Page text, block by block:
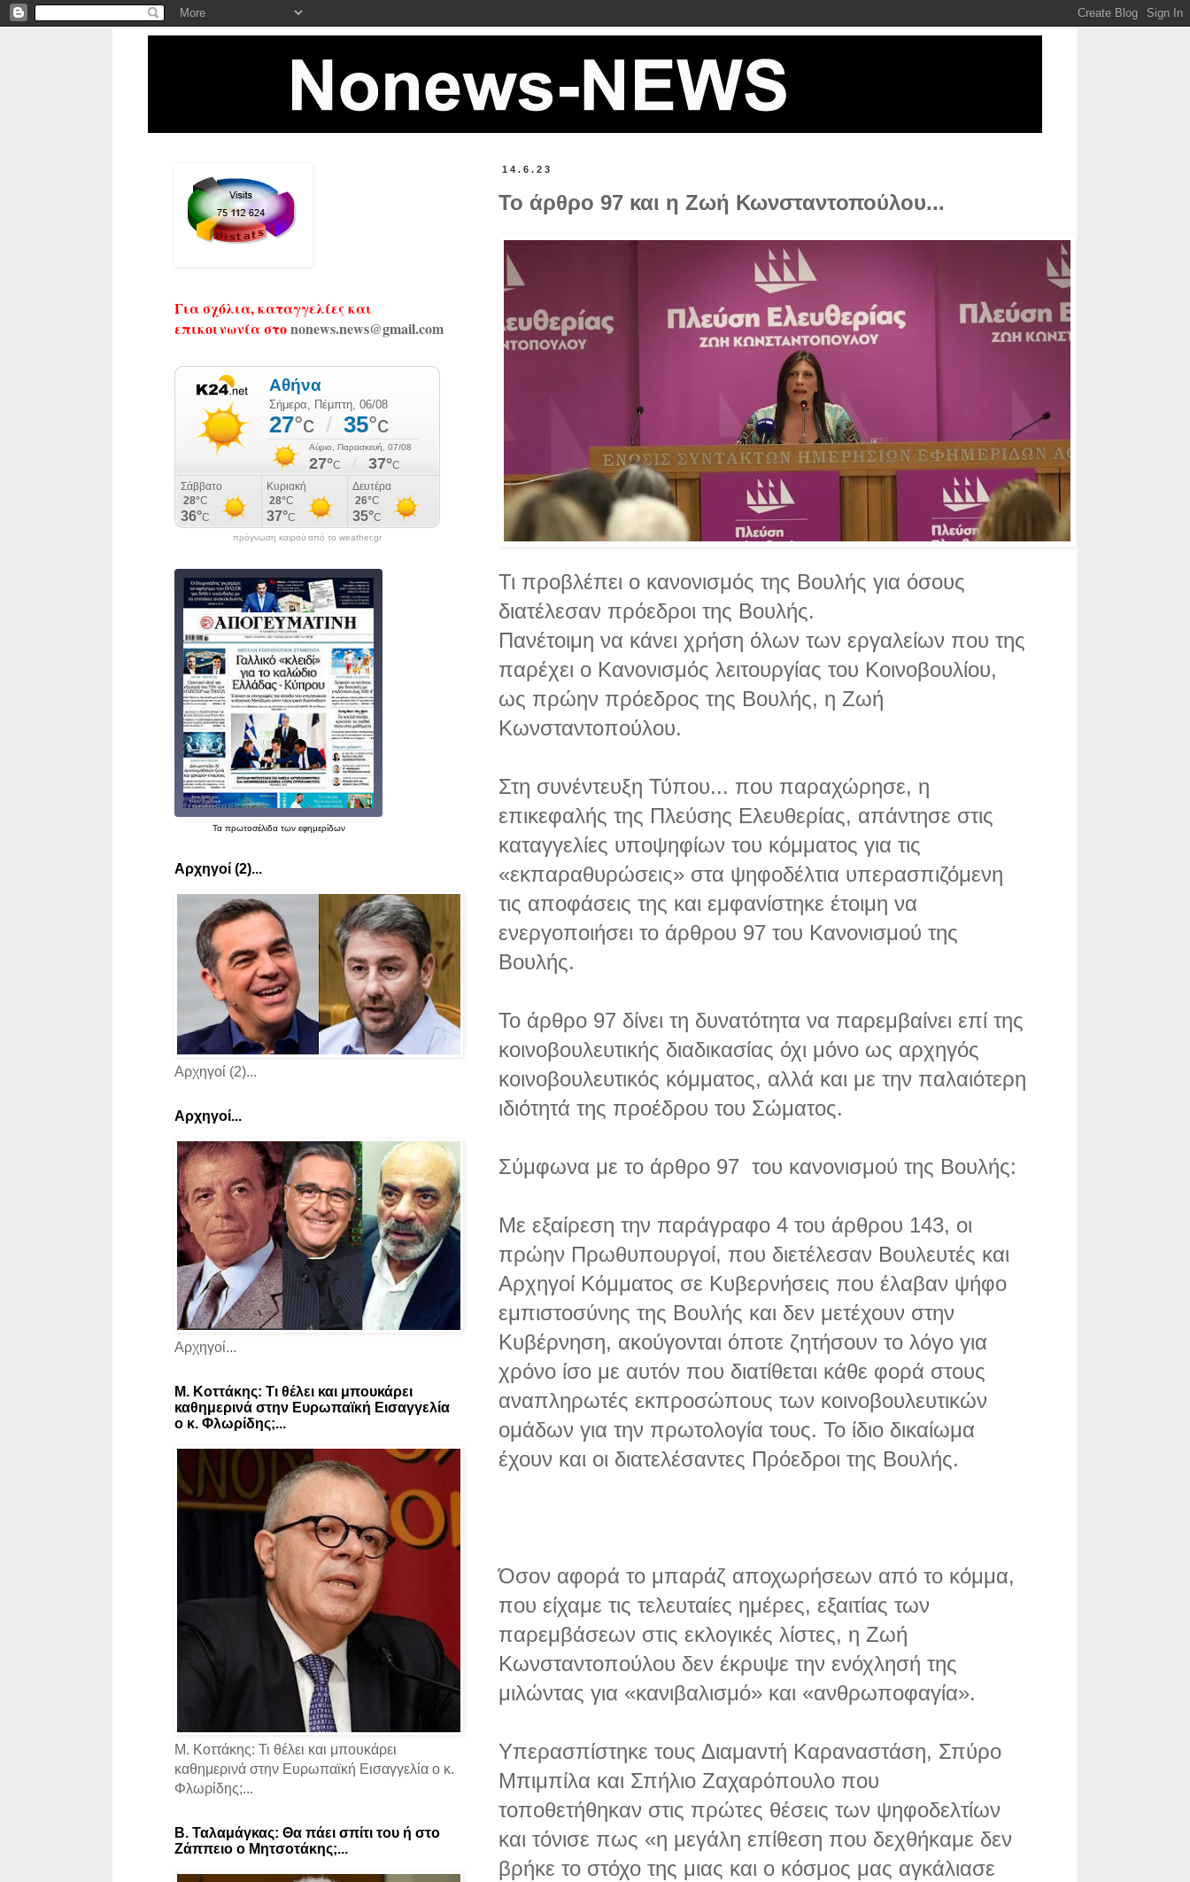
14.6.23
Το άρθρο 97 και η Ζωή Κωνσταντοπούλου...
Τι προβλέπει ο κανονισμός της Βουλής για όσους
διατέλεσαν πρόεδροι της Βουλής.
Πανέτοιμη να κάνει χρήση όλων των εργαλείων που της
παρέχει ο Κανονισμός λειτουργίας του Κοινοβουλίου,
ως πρώην πρόεδρος της Βουλής, η Ζωή
Κωνσταντοπούλου.
Στη συνέντευξη Τύπου... που παραχώρησε, η
επικεφαλής της Πλεύσης Ελευθερίας, απάντησε στις
καταγγελίες υποψηφίων του κόμματος για τις
«εκπαραθυρώσεις» στα ψηφοδέλτια υπερασπιζόμενη
τις αποφάσεις της και εμφανίστηκε έτοιμη να
ενεργοποιήσει το άρθρου 97 του Κανονισμού της
Βουλής.
Το άρθρο 97 δίνει τη δυνατότητα να παρεμβαίνει επί της
κοινοβουλευτικής διαδικασίας όχι μόνο ως αρχηγός
κοινοβουλευτικός κόμματος, αλλά και με την παλαιότερη
ιδιότητά της προέδρου του Σώματος.
Σύμφωνα με το άρθρο 97 του κανονισμού της Βουλής:
Με εξαίρεση την παράγραφο 4 του άρθρου 143, οι
πρώην Πρωθυπουργοί, που διετέλεσαν Βουλευτές και
Αρχηγοί Κόμματος σε Κυβερνήσεις που έλαβαν ψήφο
εμπιστοσύνης της Βουλής και δεν μετέχουν στην
Κυβέρνηση, ακούγονται όποτε ζητήσουν το λόγο για
χρόνο ίσο με αυτόν που διατίθεται κάθε φορά στους
αναπληρωτές εκπροσώπους των κοινοβουλευτικών
ομάδων για την πρωτολογία τους. Το ίδιο δικαίωμα
έχουν και οι διατελέσαντες Πρόεδροι της Βουλής.
Όσον αφορά το μπαράζ αποχωρήσεων από το κόμμα,
που είχαμε τις τελευταίες ημέρες, εξαιτίας των
παρεμβάσεων στις εκλογικές λίστες, η Ζωή
Κωνσταντοπούλου δεν έκρυψε την ενόχλησή της
μιλώντας για «κανιβαλισμό» και «ανθρωποφαγία».
Υπερασπίστηκε τους Διαμαντή Καραναστάση, Σπύρο
Μπιμπίλα και Σπήλιο Ζαχαρόπουλο που
τοποθετήθηκαν στις πρώτες θέσεις των ψηφοδελτίων
και τόνισε πως «η μεγάλη επίθεση που δεχθήκαμε δεν
βρήκε το στόχο της μιας και ο κόσμος μας αγκάλιασε
Για σχόλια, καταγγελίες και
επικοινωνία στοnonews.news@gmail.com
πρόγνωση καιρού από το weather.gr
Τα πρωτοσέλιδατων εφημερίδων
Αρχηγοί (2)...
Αρχηγοί (2)...
Αρχηγοί...
Αρχηγοί...
Μ. Κοττάκης: Τι θέλει και μπουκάρει
καθημερινά στην Ευρωπαϊκή Εισαγγελία
ο κ. Φλωρίδης;...
Μ. Κοττάκης: Τι θέλει και μπουκάρει
καθημερινά στην Ευρωπαϊκή Εισαγγελία ο κ.
Φλωρίδης;...
Β. Ταλαμάγκας: Θα πάει σπίτι του ή στο
Ζάππειο ο Μητσοτάκης;...